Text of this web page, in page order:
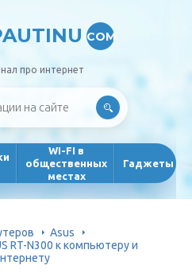
COM
про интернет
WI-FI в
общественных
местах
Гаджеты
Asus
RT-N300 к компьютеру и